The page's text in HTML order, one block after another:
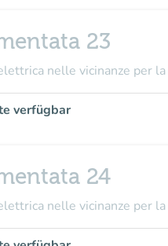
23
nelle vicinanze per
verfügbar
24
nelle vicinanze per